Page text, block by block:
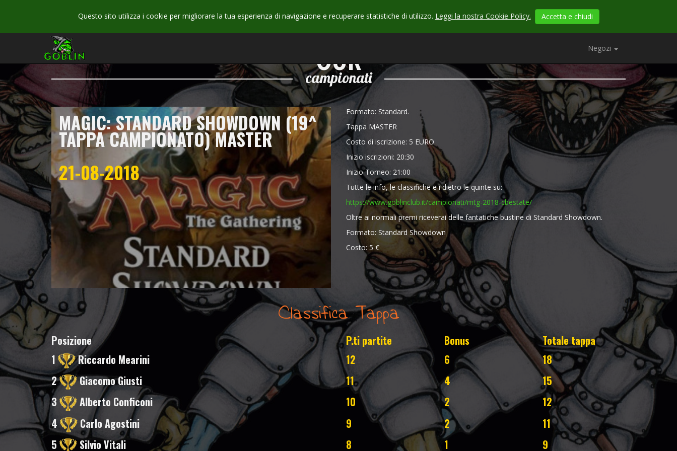
Questo sito utilizza i cookie per migliorare la tua esperienza di navigazione e recuperare statistiche di utilizzo. Leggi la nostra Cookie Policy. Accetta e chiudi
Negozi
OUR
campionati
MAGIC: STANDARD SHOWDOWN (19^
TAPPA CAMPIONATO) MASTER
21-08-2018
Formato: Standard.
Tappa MASTER
Costo di iscrizione: 5 EURO
Inizio iscrizioni: 20:30
Inizio Torneo: 21:00
Tutte le info, le classifiche e i dietro le quinte su:
https://www.goblinclub.it/campionati/mtg-2018-cbestate/
Oltre ai normali premi riceverai delle fantatiche bustine di Standard Showdown.
Formato: Standard Showdown
Costo: 5 €
Classifica Tappa
Posizione P.ti partite Bonus
Totale tappa
1
Riccardo Mearini 12 6
18
2
Giacomo Giusti 11 4
15
3
Alberto Conficoni 10 2
12
4
Carlo Agostini 9 2
11
5
Silvio Vitali 8 1 9